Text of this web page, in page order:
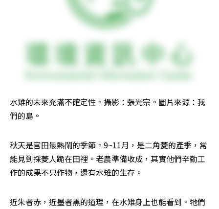
水雉的未來充滿不確定性。攝影：張光宗。圖片來源：我
們的島。
秋天是官田最熱鬧的季節。9~11月，是二角菱的產季，常
能見到採菱人跪在田裡。老農準備收成，其實他們辛勤工
作的成果不只作物，還有水雉的生存。
近朱者赤，近墨者黑的道理，在水雉身上也能看到。牠們